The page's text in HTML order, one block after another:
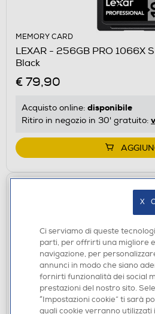
MEMORY CARD
LEXAR - 256GB PRO 1066X
Black
€ 79,90
Acquisto online: disponibile
Ritiro in negozio in 30' gratuito:
MEMORY CARD
LEXAR - MICROSDHC HIGH
Ci serviamo di queste
parti, per offrirti una migliore
navigazione, per
annunci in modo che siano
fornirti funzionalità dei social
prestazioni del nostro sito.
“Impostazioni cookie” ti sarà
quali cookie verranno utilizzati
X